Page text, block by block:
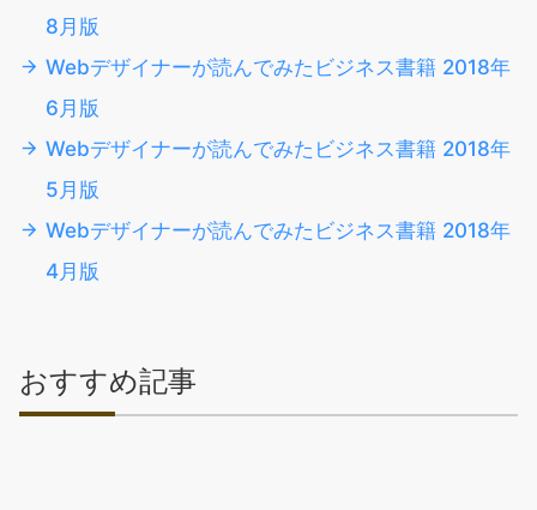
8月版
Webデザイナーが読んでみたビジネス書籍 2018年
6月版
Webデザイナーが読んでみたビジネス書籍 2018年
5月版
Webデザイナーが読んでみたビジネス書籍 2018年
4月版
おすすめ記事